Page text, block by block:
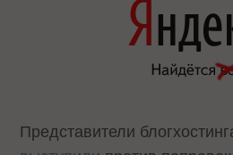
Представители